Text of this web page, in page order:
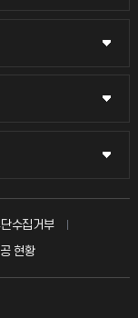
수집거부
현황